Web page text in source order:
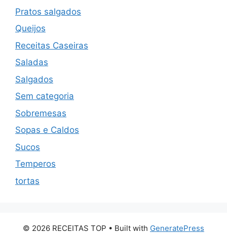
Pratos salgados
Queijos
Receitas Caseiras
Saladas
Salgados
Sem categoria
Sobremesas
Sopas e Caldos
Sucos
Temperos
tortas
© 2026 RECEITAS TOP • Built with GeneratePress